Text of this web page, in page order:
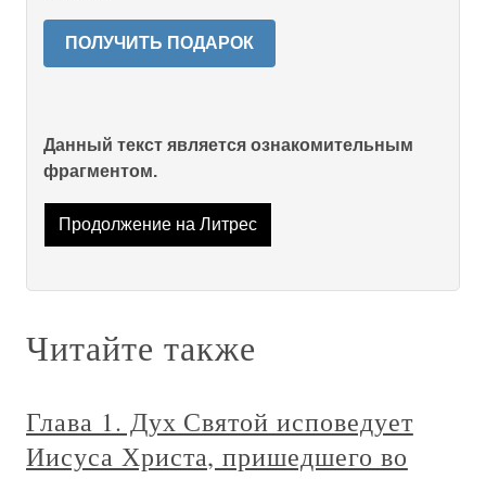
ПОЛУЧИТЬ ПОДАРОК
Данный текст является ознакомительным
фрагментом.
Продолжение на Литрес
Читайте также
Глава 1. Дух Святой исповедует
Иисуса Христа, пришедшего во